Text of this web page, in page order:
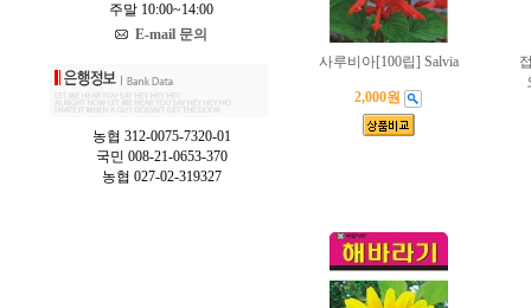
주말 10:00~14:00
E-mail 문의
농협 312-0075-7320-01
국민 008-21-0653-370
농협 027-02-319327
사루비아[100립] Salvia
2,000원